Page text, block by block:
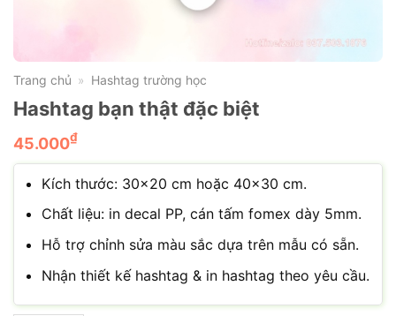
Trang chủ » Hashtag trường học
Hashtag bạn thật đặc biệt
45.000₫
Kích thước: 30×20 cm hoặc 40×30 cm.
Chất liệu: in decal PP, cán tấm fomex dày 5mm.
Hỗ trợ chỉnh sửa màu sắc dựa trên mẫu có sẵn.
Nhận thiết kế hashtag & in hashtag theo yêu cầu.